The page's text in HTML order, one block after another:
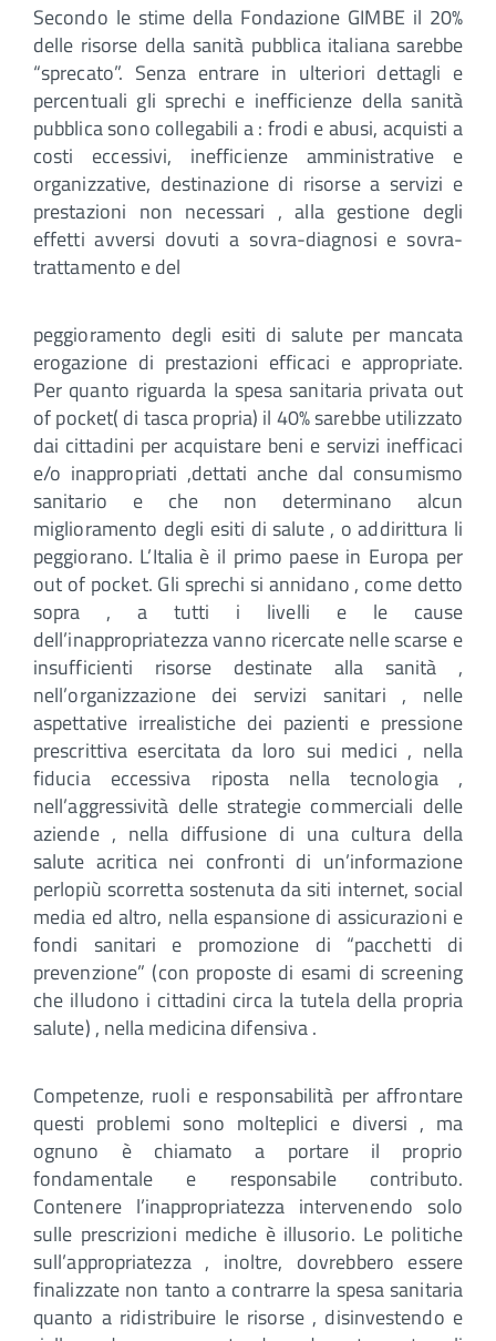
Secondo le stime della Fondazione GIMBE il 20%
delle risorse della sanità pubblica italiana sarebbe
“sprecato”. Senza entrare in ulteriori dettagli e
percentuali gli sprechi e inefficienze della sanità
pubblica sono collegabili a : frodi e abusi, acquisti a
costi eccessivi, inefficienze amministrative e
organizzative, destinazione di risorse a servizi e
prestazioni non necessari , alla gestione degli
effetti avversi dovuti a sovra-diagnosi e sovra-
trattamento e del
peggioramento degli esiti di salute per mancata
erogazione di prestazioni efficaci e appropriate.
Per quanto riguarda la spesa sanitaria privata out
of pocket( di tasca propria) il 40% sarebbe utilizzato
dai cittadini per acquistare beni e servizi inefficaci
e/o inappropriati ,dettati anche dal consumismo
sanitario e che non determinano alcun
miglioramento degli esiti di salute , o addirittura li
peggiorano. L’Italia è il primo paese in Europa per
out of pocket. Gli sprechi si annidano , come detto
sopra , a tutti i livelli e le cause
dell’inappropriatezza vanno ricercate nelle scarse e
insufficienti risorse destinate alla sanità ,
nell’organizzazione dei servizi sanitari , nelle
aspettative irrealistiche dei pazienti e pressione
prescrittiva esercitata da loro sui medici , nella
fiducia eccessiva riposta nella tecnologia ,
nell’aggressività delle strategie commerciali delle
aziende , nella diffusione di una cultura della
salute acritica nei confronti di un’informazione
perlopiù scorretta sostenuta da siti internet, social
media ed altro, nella espansione di assicurazioni e
fondi sanitari e promozione di “pacchetti di
prevenzione” (con proposte di esami di screening
che illudono i cittadini circa la tutela della propria
salute) , nella medicina difensiva .
Competenze, ruoli e responsabilità per affrontare
questi problemi sono molteplici e diversi , ma
ognuno è chiamato a portare il proprio
fondamentale e responsabile contributo.
Contenere l’inappropriatezza intervenendo solo
sulle prescrizioni mediche è illusorio. Le politiche
sull’appropriatezza , inoltre, dovrebbero essere
finalizzate non tanto a contrarre la spesa sanitaria
quanto a ridistribuire le risorse , disinvestendo e